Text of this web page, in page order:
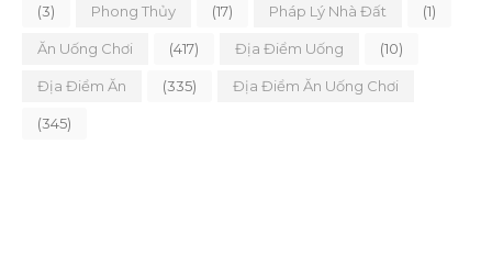
(3) Phong Thủy (17) Pháp Lý Nhà Đất (1)
Ăn Uống Chơi (417) Địa Điểm Uống (10)
Địa Điểm Ăn (335) Địa Điểm Ăn Uống Chơi
(345)